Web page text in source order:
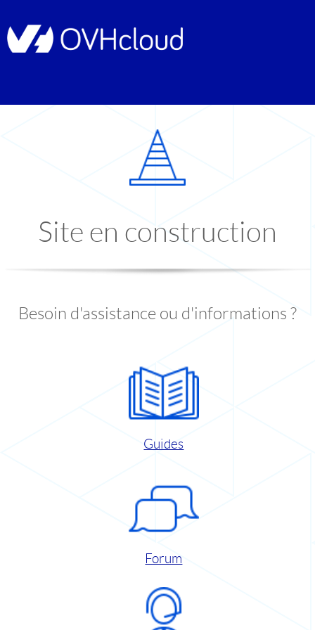
Site en construction
Besoin d'assistance ou d'informations ?
Guides
Forum